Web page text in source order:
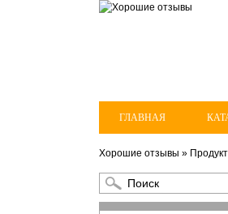
ГЛАВНАЯ
Хорошие отзывы »